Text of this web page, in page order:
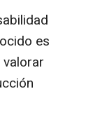
es